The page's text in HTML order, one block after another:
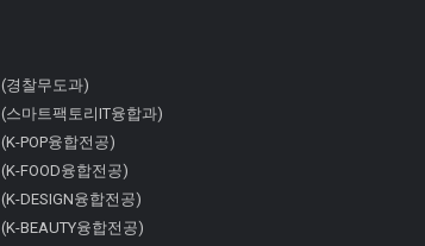
(경찰무도과)
(스마트팩토리IT융합과)
(K-POP융합전공)
(K-FOOD융합전공)
(K-DESIGN융합전공)
(K-BEAUTY융합전공)